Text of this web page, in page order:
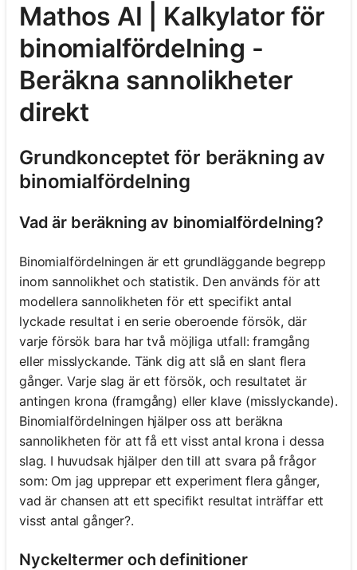
Mathos AI | Kalkylator för
binomialfördelning -
Beräkna sannolikheter
direkt
Grundkonceptet för beräkning av
binomialfördelning
Vad är beräkning av binomialfördelning?
Binomialfördelningen är ett grundläggande begrepp
inom sannolikhet och statistik. Den används för att
modellera sannolikheten för ett specifikt antal
lyckade resultat i en serie oberoende försök, där
varje försök bara har två möjliga utfall: framgång
eller misslyckande. Tänk dig att slå en slant flera
gånger. Varje slag är ett försök, och resultatet är
antingen krona (framgång) eller klave (misslyckande).
Binomialfördelningen hjälper oss att beräkna
sannolikheten för att få ett visst antal krona i dessa
slag. I huvudsak hjälper den till att svara på frågor
som: Om jag upprepar ett experiment flera gånger,
vad är chansen att ett specifikt resultat inträffar ett
visst antal gånger?.
Nyckeltermer och definitioner